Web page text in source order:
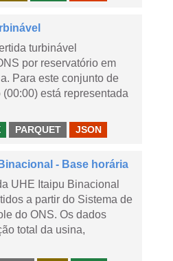
turbinável
por reservatório em
Para este conjunto de
está representada
PARQUET JSON
- Base horária
UHE Itaipu Binacional
a partir do Sistema de
do ONS. Os dados
total da usina,